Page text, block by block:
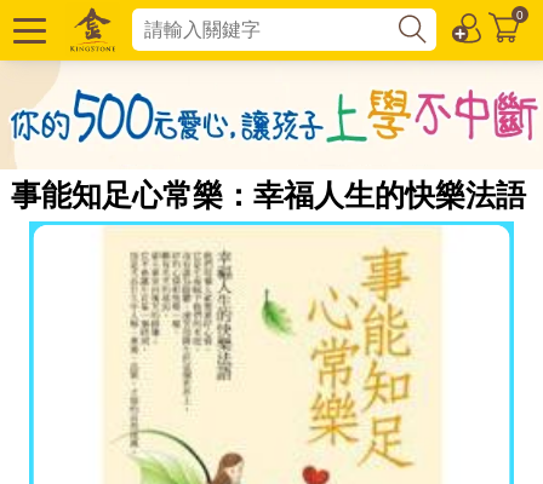
0
事能知足心常樂：幸福人生的快樂法語